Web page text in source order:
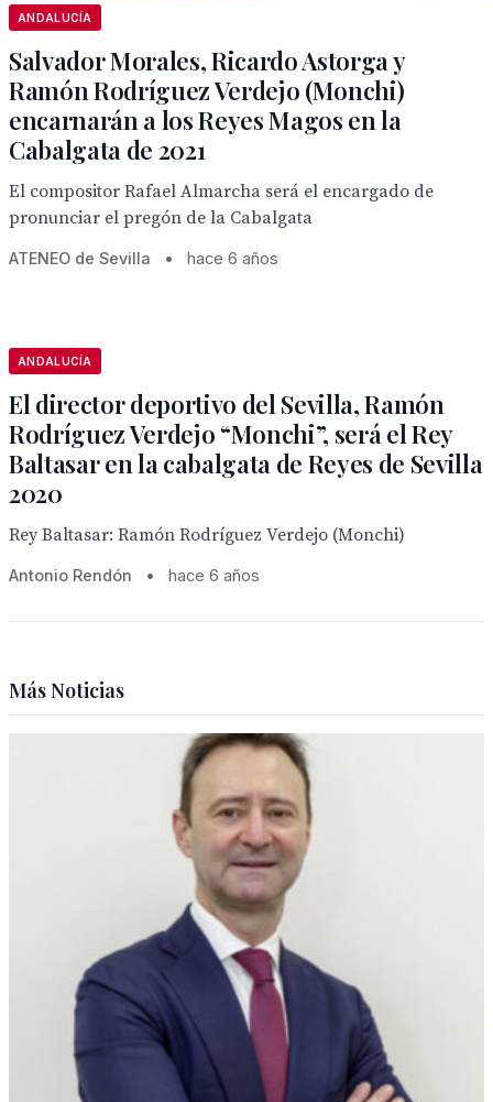
ANDALUCÍA
Salvador Morales, Ricardo Astorga y
Ramón Rodríguez Verdejo (Monchi)
encarnarán a los Reyes Magos en la
Cabalgata de 2021
El compositor Rafael Almarcha será el encargado de
pronunciar el pregón de la Cabalgata
ATENEO de Sevilla • hace 6 años
ANDALUCÍA
El director deportivo del Sevilla, Ramón
Rodríguez Verdejo “Monchi”, será el Rey
Baltasar en la cabalgata de Reyes de Sevilla
2020
Rey Baltasar: Ramón Rodríguez Verdejo (Monchi)
Antonio Rendón • hace 6 años
Más Noticias